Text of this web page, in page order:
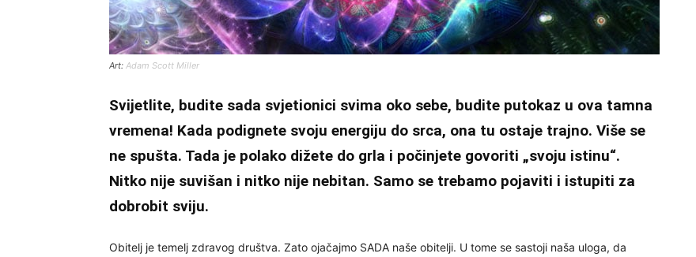
Art: Adam Scott Miller
Svijetlite, budite sada svjetionici svima oko sebe, budite putokaz u ova tamna
vremena! Kada podignete svoju energiju do srca, ona tu ostaje trajno. Više se
ne spušta. Tada je polako dižete do grla i počinjete govoriti „svoju istinu“.
Nitko nije suvišan i nitko nije nebitan. Samo se trebamo pojaviti i istupiti za
dobrobit sviju.
Obitelj je temelj zdravog društva. Zato ojačajmo SADA naše obitelji. U tome se sastoji naša uloga, da